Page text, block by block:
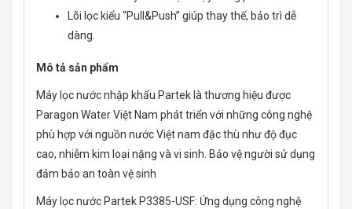
Lõi lọc kiểu “Pull&Push” giúp thay thế, bảo trì dễ
dàng.
Mô tả sản phẩm
Máy lọc nước nhập khẩu Partek là thương hiệu được
Paragon Water Việt Nam phát triển với những công nghệ
phù hợp với nguồn nước Việt nam đặc thù như độ đục
cao, nhiễm kim loại nặng và vi sinh. Bảo vệ người sử dụng
đảm bảo an toàn vệ sinh
Máy lọc nước Partek P3385-USF: Ứng dụng công nghệ